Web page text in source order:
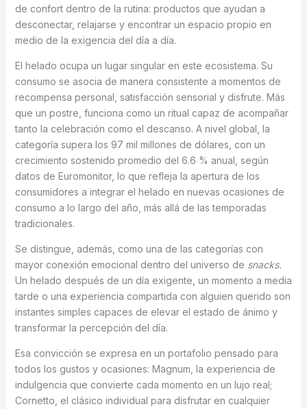
de confort dentro de la rutina: productos que ayudan a
desconectar, relajarse y encontrar un espacio propio en
medio de la exigencia del día a día.
El helado ocupa un lugar singular en este ecosistema. Su
consumo se asocia de manera consistente a momentos de
recompensa personal, satisfacción sensorial y disfrute. Más
que un postre, funciona como un ritual capaz de acompañar
tanto la celebración como el descanso. A nivel global, la
categoría supera los 97 mil millones de dólares, con un
crecimiento sostenido promedio del 6.6 % anual, según
datos de Euromonitor, lo que refleja la apertura de los
consumidores a integrar el helado en nuevas ocasiones de
consumo a lo largo del año, más allá de las temporadas
tradicionales.
Se distingue, además, como una de las categorías con
mayor conexión emocional dentro del universo de snacks.
Un helado después de un día exigente, un momento a media
tarde o una experiencia compartida con alguien querido son
instantes simples capaces de elevar el estado de ánimo y
transformar la percepción del día.
Esa convicción se expresa en un portafolio pensado para
todos los gustos y ocasiones: Magnum, la experiencia de
indulgencia que convierte cada momento en un lujo real;
Cornetto, el clásico individual para disfrutar en cualquier